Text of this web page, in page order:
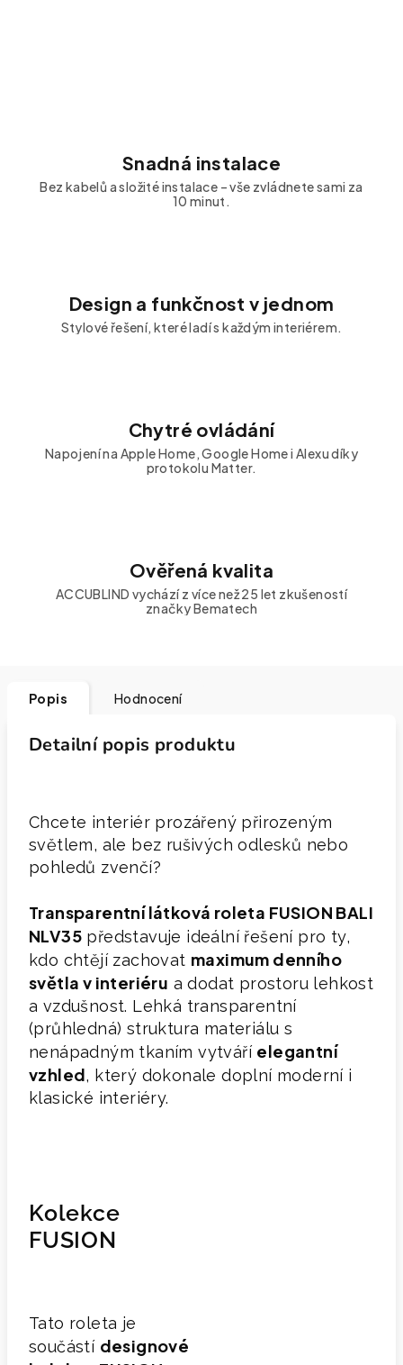
Snadná instalace
Bez kabelů a složité instalace – vše zvládnete sami za
10 minut.
Design a funkčnost v jednom
Stylové řešení, které ladí s každým interiérem.
Chytré ovládání
Napojení na Apple Home, Google Home i Alexu díky
protokolu Matter.
Ověřená kvalita
ACCUBLIND vychází z více než 25 let zkušeností
značky Bematech
Popis Hodnocení
Detailní popis produktu
Chcete interiér prozářený přirozeným
světlem, ale bez rušivých odlesků nebo
pohledů zvenčí?
Transparentní látková roleta FUSION BALI
NLV35 představuje ideální řešení pro ty,
kdo chtějí zachovat maximum denního
světla v interiéru a dodat prostoru lehkost
a vzdušnost. Lehká transparentní
(průhledná) struktura materiálu s
nenápadným tkaním vytváří elegantní
vzhled, který dokonale doplní moderní i
klasické interiéry.
Kolekce
FUSION
Tato roleta je
součástí designové